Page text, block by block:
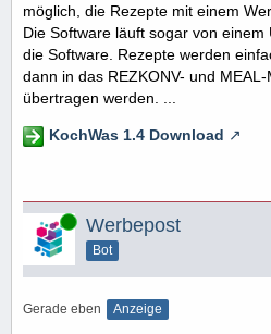
möglich, die Rezepte mit einem
Die Software läuft sogar von einem
die Software. Rezepte werden
dann in das REZKONV- und
übertragen werden. ...
KochWas 1.4 Download
Online Werbepost
Bot
Gerade eben Anzeige